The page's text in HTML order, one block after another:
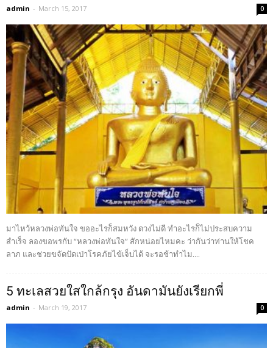
admin - March 15, 2017 0
มาไหว้หลวงพ่อทันใจ ขออะไรก็สมหวัง ดวงไม่ดี ทำอะไรก็ไม่ประสบความ
สำเร็จ ลองขอพรกับ “หลวงพ่อทันใจ” สักหน่อยไหมคะ ว่ากันว่าท่านให้โชค
ลาภ และช่วยขจัดปัดเป่าโรคภัยไข้เจ็บได้ จะรอช้าทำไม....
5 ทะเลสวยใสใกล้กรุง อันดามันยังเรียกพี่
admin - March 19, 2017 0